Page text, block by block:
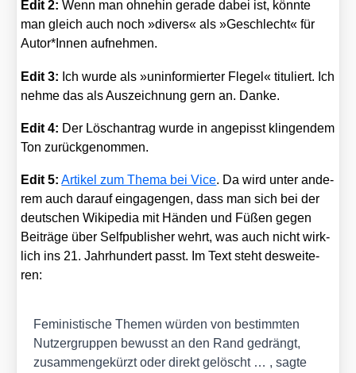
Edit 2: Wenn man ohne­hin gera­de dabei ist, könn­te
man gleich auch noch »divers« als »Geschlecht« für
Autor*Innen auf­neh­men.
Edit 3: Ich wur­de als »unin­for­mier­ter Fle­gel« titu­liert. Ich
neh­me das als Aus­zeich­nung gern an. Dan­ke.
Edit 4: Der Lösch­an­trag wur­de in ange­pisst klin­gen­dem
Ton zurück­ge­nom­men.
Edit 5: Arti­kel zum The­ma bei Vice. Da wird unter ande­
rem auch dar­auf eing­agen­gen, dass man sich bei der
deut­schen Wiki­pe­dia mit Hän­den und Füßen gegen
Bei­trä­ge über Self­pu­blisher wehrt, was auch nicht wirk­
lich ins 21. Jahr­hun­dert passt. Im Text steht des­wei­te­
ren:
Femi­nis­ti­sche The­men wür­den von bestimm­ten
Nut­zer­grup­pen bewusst an den Rand gedrängt,
zusam­men­ge­kürzt oder direkt gelöscht … , sag­te